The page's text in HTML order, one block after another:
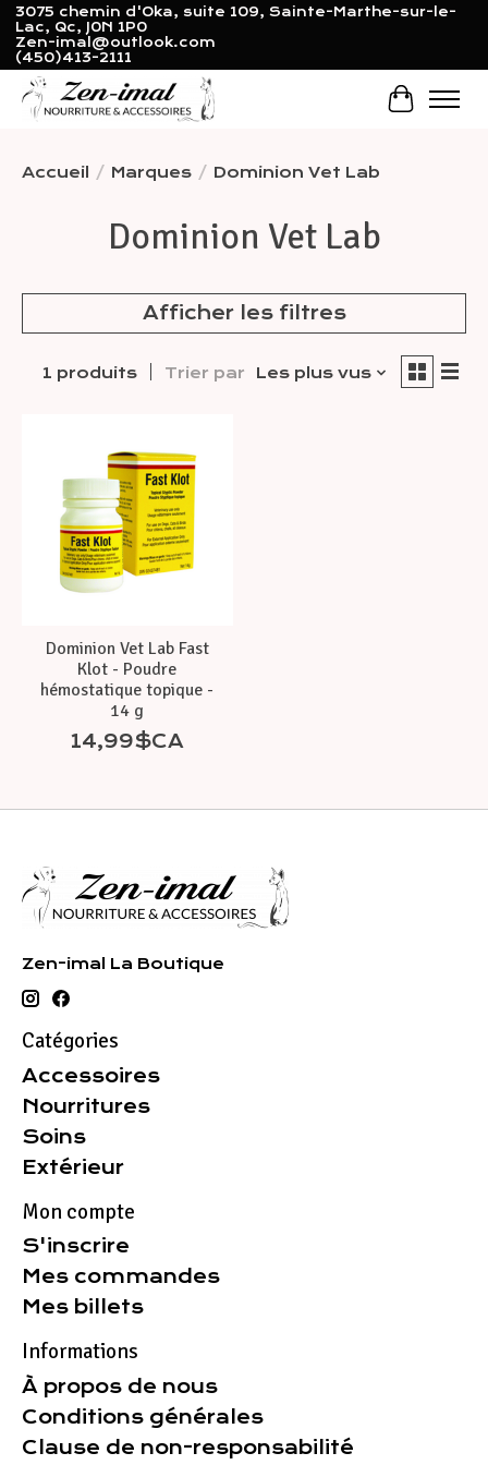
3075 chemin d'Oka, suite 109, Sainte-Marthe-sur-le-
Lac, Qc, J0N 1P0
Zen-imal@outlook.com
(450)413-2111
Panier
Accueil / Marques / Dominion Vet Lab
Dominion Vet Lab
Afficher les filtres
1 produits Trier par Les plus vus
Dominion Vet Lab Fast
Klot - Poudre
hémostatique topique -
14 g
14,99$CA
Zen-imal La Boutique
Catégories
Accessoires
Nourritures
Soins
Extérieur
Mon compte
S'inscrire
Mes commandes
Mes billets
Informations
À propos de nous
Conditions générales
Clause de non-responsabilité